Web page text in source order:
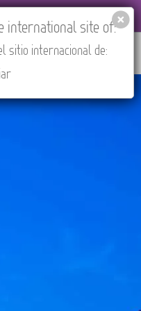
Find your Tour
international site of:
sitio internacional de: